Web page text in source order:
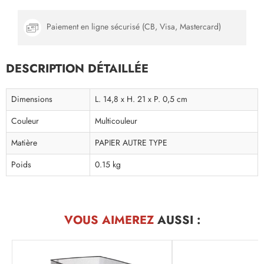
Paiement en ligne sécurisé (CB, Visa, Mastercard)
DESCRIPTION DÉTAILLÉE
Dimensions
L. 14,8 x H. 21 x P. 0,5 cm
Couleur
Multicouleur
Matière
PAPIER AUTRE TYPE
Poids
0.15 kg
VOUS AIMEREZAUSSI :